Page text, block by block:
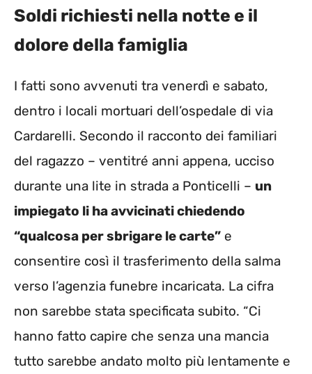
Soldi richiesti nella notte e il
dolore della famiglia
I fatti sono avvenuti tra venerdì e sabato,
dentro i locali mortuari dell’ospedale di via
Cardarelli. Secondo il racconto dei familiari
del ragazzo – ventitré anni appena, ucciso
durante una lite in strada a Ponticelli – un
impiegato li ha avvicinati chiedendo
“qualcosa per sbrigare le carte” e
consentire così il trasferimento della salma
verso l’agenzia funebre incaricata. La cifra
non sarebbe stata specificata subito. “Ci
hanno fatto capire che senza una mancia
tutto sarebbe andato molto più lentamente e